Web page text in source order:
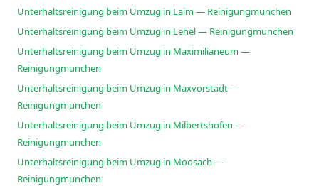
Unterhaltsreinigung beim Umzug in Laim — Reinigungmunchen
Unterhaltsreinigung beim Umzug in Lehel — Reinigungmunchen
Unterhaltsreinigung beim Umzug in Maximilianeum —
Reinigungmunchen
Unterhaltsreinigung beim Umzug in Maxvorstadt —
Reinigungmunchen
Unterhaltsreinigung beim Umzug in Milbertshofen —
Reinigungmunchen
Unterhaltsreinigung beim Umzug in Moosach —
Reinigungmunchen